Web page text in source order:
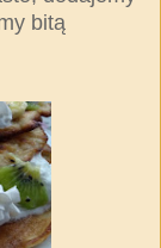
bitą